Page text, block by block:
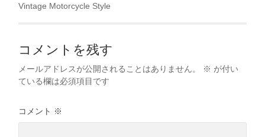
Vintage Motorcycle Style
コメントを残す
メールアドレスが公開されることはありません。 ※ が付い
ている欄は必須項目です
コメント ※